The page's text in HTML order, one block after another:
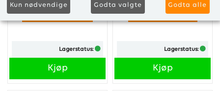
Kr 2 060,00
Lagerstatus:
Kjøp
Kr 2 530,00
Lagerstatus:
Kjøp
Kun nødvendige Godta valgte Godta alle